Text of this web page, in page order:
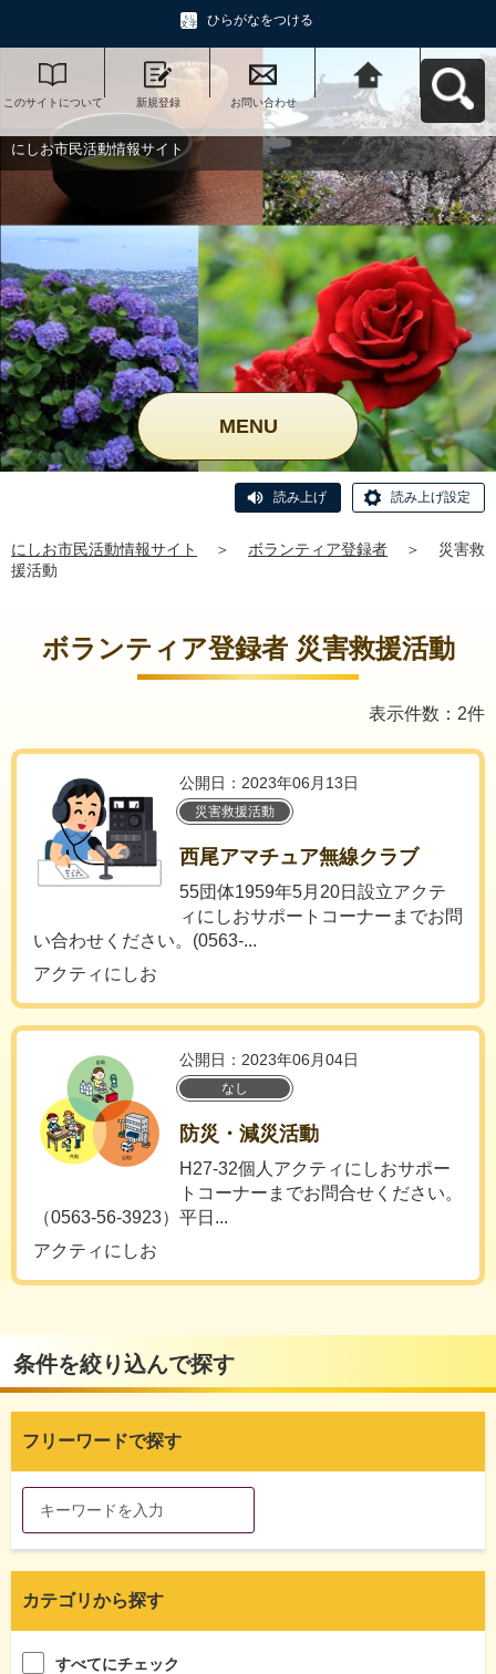
ひらがなをつける
このサイトについて 新規登録 お問い合わせ
にしお市民活動情報
サイトへ戻る
にしお市民活動情報サイト
MENU
読み上げ 読み上げ設定
にしお市民活動情報サイト ＞ ボランティア登録者 ＞
災害救
援活動
ボランティア登録者 災害救援活動
表示件数：2件
公開日：2023年06月13日
災害救援活動
西尾アマチュア無線クラブ
55団体1959年5月20日設立アクテ
ィにしおサポートコーナーまでお問
い合わせください。(0563-...
アクティにしお
公開日：2023年06月04日
なし
防災・減災活動
H27-32個人アクティにしおサポー
トコーナーまでお問合せください。
（0563-56-3923）平日...
アクティにしお
条件を絞り込んで探す
フリーワードで探す
カテゴリから探す
すべてにチェック